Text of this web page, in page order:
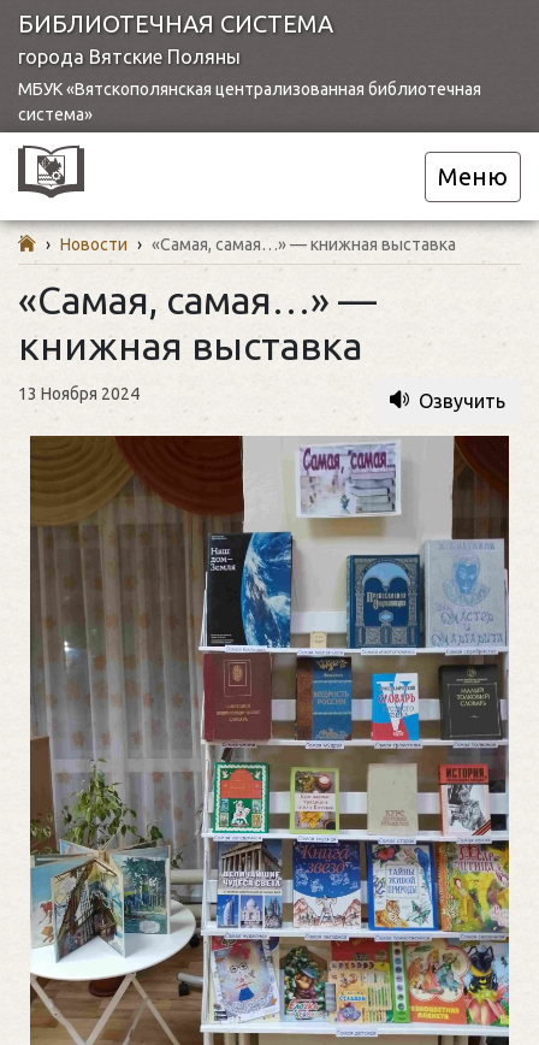
БИБЛИОТЕЧНАЯ СИСТЕМА
города Вятские Поляны
МБУК «Вятскополянская централизованная библиотечная
система»
Меню
› Новости › «Самая, самая…» — книжная выставка
«Самая, самая…» —
книжная выставка
13 Ноября 2024 Озвучить